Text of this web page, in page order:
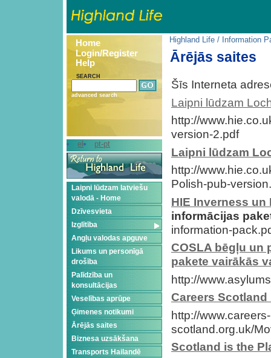
Home
Login/Register
Help
SEARCH
advanced search
el pt-pt
Laipni lūdzam latviešu
valodā - Home
Dzīvesvieta
Izglītība
Angļu valodas apguve
Likums un personīgā
drošība
Palīdzība un
konsultācijas
Veselības aprūpe
Ģimenes notikumi
Ārējās saites
Biznesa uzsākšana
Transports Hailandē
Highland Life / Information
Ārējās saites
Šīs Interneta
Laipni lūdzam
http://
version-2.pdf
Laipni lūdzam
http://
Polish-pub-
HIE Inverness
informācijas
information-
COSLA bēgļu un
pakete vairākās
http://
Careers
http://www.careers-
scotland.org.uk/
Scotland is the